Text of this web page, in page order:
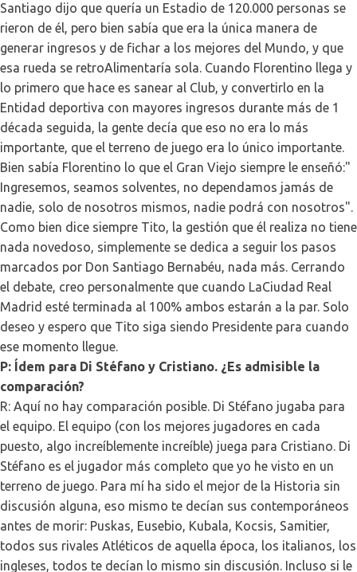
Santiago dijo que quería un Estadio de 120.000 personas se
rieron de él, pero bien sabía que era la única manera de
generar ingresos y de fichar a los mejores del Mundo, y que
esa rueda se retroAlimentaría sola. Cuando Florentino llega y
lo primero que hace es sanear al Club, y convertirlo en la
Entidad deportiva con mayores ingresos durante más de 1
década seguida, la gente decía que eso no era lo más
importante, que el terreno de juego era lo único importante.
Bien sabía Florentino lo que el Gran Viejo siempre le enseñó:"
Ingresemos, seamos solventes, no dependamos jamás de
nadie, solo de nosotros mismos, nadie podrá con nosotros".
Como bien dice siempre Tito, la gestión que él realiza no tiene
nada novedoso, simplemente se dedica a seguir los pasos
marcados por Don Santiago Bernabéu, nada más. Cerrando
el debate, creo personalmente que cuando LaCiudad Real
Madrid esté terminada al 100% ambos estarán a la par. Solo
deseo y espero que Tito siga siendo Presidente para cuando
ese momento llegue.
P: Ídem para Di Stéfano y Cristiano. ¿Es admisible la
comparación?
R: Aquí no hay comparación posible. Di Stéfano jugaba para
el equipo. El equipo (con los mejores jugadores en cada
puesto, algo increíblemente increíble) juega para Cristiano. Di
Stéfano es el jugador más completo que yo he visto en un
terreno de juego. Para mí ha sido el mejor de la Historia sin
discusión alguna, eso mismo te decían sus contemporáneos
antes de morir: Puskas, Eusebio, Kubala, Kocsis, Samitier,
todos sus rivales Atléticos de aquella época, los italianos, los
ingleses, todos te decían lo mismo sin discusión. Incluso si le